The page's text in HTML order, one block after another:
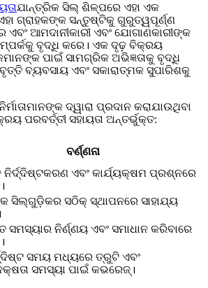
ଯାନ୍ତ୍ରିକ ସିଲ୍ ଶିଳ୍ପରେ ଏହା ଏକ
ଗ୍ରାହକଙ୍କ ସନ୍ତୁଷ୍ଟିକୁ ଗୁରୁତ୍ୱପୂର୍ଣ୍ଣ
ଆମଦାନୀକାରୀ ଏବଂ ଯୋଗାଣକାରୀଙ୍କ
ବୃଦ୍ଧି କରେ। ଏକ ଦୃଢ଼ ବିକ୍ରୟ
ପାଇଁ ସାମଗ୍ରିକ ଅଭିଜ୍ଞତାକୁ ବୃଦ୍ଧି
ବ୍ୟବସାୟ ଏବଂ ସକାରାତ୍ମକ ସୁପାରିଶକୁ
ଦ୍ୱାରା ପ୍ରଦାନ କରାଯାଉଥିବା
ପରବର୍ତ୍ତୀ ସହାୟତା ଅନ୍ତର୍ଭୁକ୍ତ:
ବର୍ଣ୍ଣନା
ନିର୍ଦ୍ଦିଷ୍ଟକରଣ ଏବଂ କାର୍ଯ୍ୟକ୍ଷମ ପ୍ରଶ୍ନରେ
ସିଲ୍‌ଗୁଡ଼ିକର ସଠିକ୍ ସ୍ଥାପନରେ ସାହାଯ୍ୟ
ସମସ୍ୟାର ନିର୍ଣ୍ଣୟ ଏବଂ ସମାଧାନ କରିବାରେ
ସମୟ ମଧ୍ୟରେ ତ୍ରୁଟି ଏବଂ
ସମସ୍ୟା ପାଇଁ କଭରେଜ୍।